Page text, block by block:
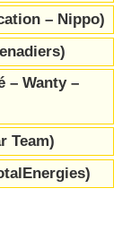
– Nippo)
– Wanty –
Team)